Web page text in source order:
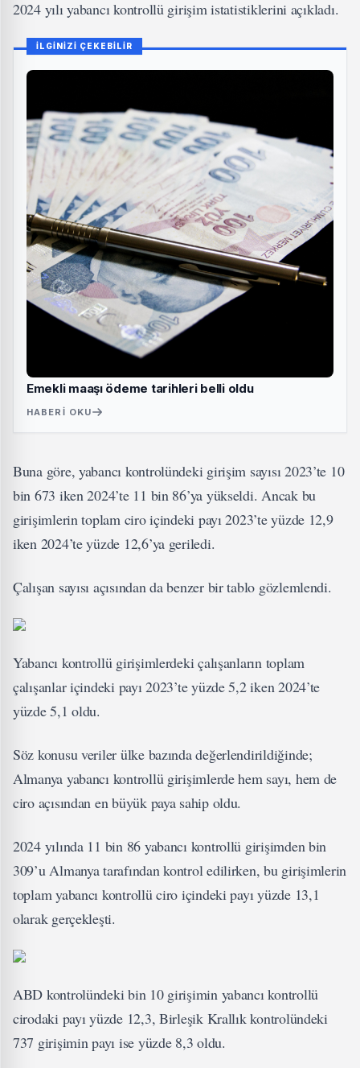
2024 yılı yabancı kontrollü girişim istatistiklerini açıkladı.
İLGİNİZİ ÇEKEBİLİR
Emekli maaşı ödeme tarihleri belli oldu
HABERI OKU
Buna göre, yabancı kontrolündeki girişim sayısı 2023’te 10
bin 673 iken 2024’te 11 bin 86’ya yükseldi. Ancak bu
girişimlerin toplam ciro içindeki payı 2023’te yüzde 12,9
iken 2024’te yüzde 12,6’ya geriledi.
Çalışan sayısı açısından da benzer bir tablo gözlemlendi.
Yabancı kontrollü girişimlerdeki çalışanların toplam
çalışanlar içindeki payı 2023’te yüzde 5,2 iken 2024’te
yüzde 5,1 oldu.
Söz konusu veriler ülke bazında değerlendirildiğinde;
Almanya yabancı kontrollü girişimlerde hem sayı, hem de
ciro açısından en büyük paya sahip oldu.
2024 yılında 11 bin 86 yabancı kontrollü girişimden bin
309’u Almanya tarafından kontrol edilirken, bu girişimlerin
toplam yabancı kontrollü ciro içindeki payı yüzde 13,1
olarak gerçekleşti.
ABD kontrolündeki bin 10 girişimin yabancı kontrollü
cirodaki payı yüzde 12,3, Birleşik Krallık kontrolündeki
737 girişimin payı ise yüzde 8,3 oldu.